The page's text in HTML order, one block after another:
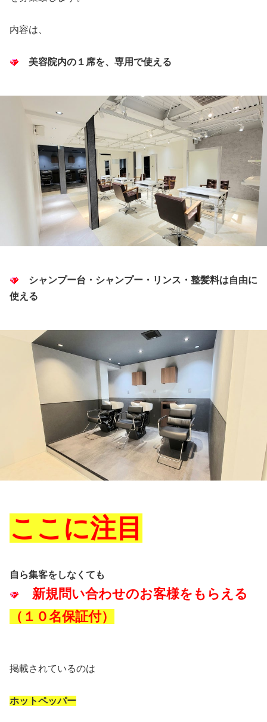
内容は、
美容院内の１席を、専用で使える
シャンプー台・シャンプー・リンス・整髪料は自由に
使える
ここに注目
自ら集客をしなくても
新規問い合わせのお客様をもらえる
（１０名保証付）
掲載されているのは
ホットペッパー